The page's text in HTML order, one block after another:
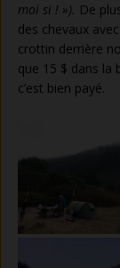
moi si ! »). De
des chevaux
crottin derrière
que 15 $ dans la
c’est bien payé.